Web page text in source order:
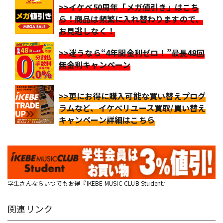
>>イケベ50周年「メガ値引き」はこち
ら！商品は頻繁に入れ替わりますので、
お見逃しなく！
>>迷うなら“4年間金利ゼロ！”最長48回
無金利キャンペーン
>>更にお得に購入可能な買い替えプログ
ラムなど、イケベリユース買取/買い替え
キャンペーン詳細はこちら
学生さんならいつでもお得『IKEBE MUSIC CLUB Student』
関連リンク